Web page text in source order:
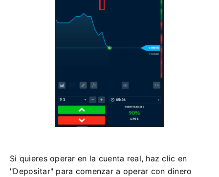
Si quieres operar en la cuenta real, haz clic en
"Depositar" para comenzar a operar con dinero